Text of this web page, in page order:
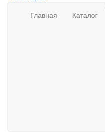
Главная Каталог